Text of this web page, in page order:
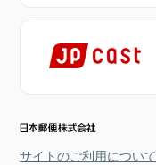
サイトのご利用について